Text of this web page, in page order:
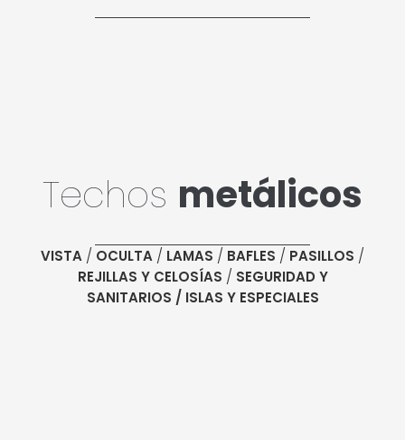
Techos metálicos
VISTA / OCULTA / LAMAS / BAFLES / PASILLOS /
REJILLAS Y CELOSÍAS / SEGURIDAD Y
SANITARIOS / ISLAS Y ESPECIALES